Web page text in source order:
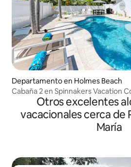
Departamento en Holmes Beach
Cabaña 2 en Spinnakers Vacation
Otros excelentes
vacacionales cerca de
María